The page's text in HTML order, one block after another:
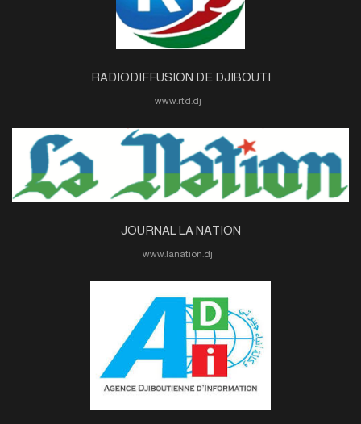
RADIODIFFUSION DE DJIBOUTI
JOURNAL LA NATION